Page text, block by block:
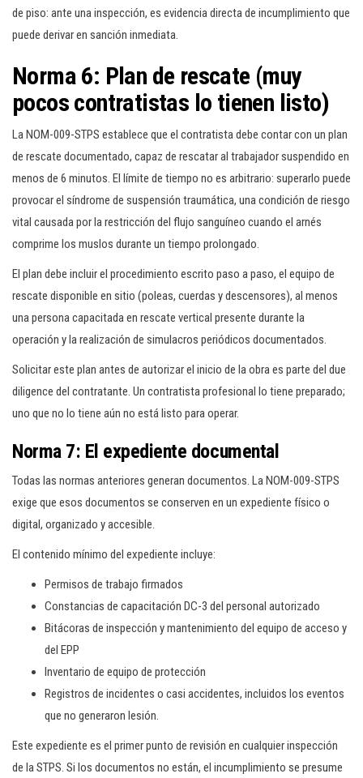
de piso: ante una inspección, es evidencia directa de incumplimiento que
puede derivar en sanción inmediata.
Norma 6: Plan de rescate (muy
pocos contratistas lo tienen listo)
La NOM-009-STPS establece que el contratista debe contar con un plan
de rescate documentado, capaz de rescatar al trabajador suspendido en
menos de 6 minutos. El límite de tiempo no es arbitrario: superarlo puede
provocar el síndrome de suspensión traumática, una condición de riesgo
vital causada por la restricción del flujo sanguíneo cuando el arnés
comprime los muslos durante un tiempo prolongado.
El plan debe incluir el procedimiento escrito paso a paso, el equipo de
rescate disponible en sitio (poleas, cuerdas y descensores), al menos
una persona capacitada en rescate vertical presente durante la
operación y la realización de simulacros periódicos documentados.
Solicitar este plan antes de autorizar el inicio de la obra es parte del due
diligence del contratante. Un contratista profesional lo tiene preparado;
uno que no lo tiene aún no está listo para operar.
Norma 7: El expediente documental
Todas las normas anteriores generan documentos. La NOM-009-STPS
exige que esos documentos se conserven en un expediente físico o
digital, organizado y accesible.
El contenido mínimo del expediente incluye:
Permisos de trabajo firmados
Constancias de capacitación DC-3 del personal autorizado
Bitácoras de inspección y mantenimiento del equipo de acceso y
del EPP
Inventario de equipo de protección
Registros de incidentes o casi accidentes, incluidos los eventos
que no generaron lesión.
Este expediente es el primer punto de revisión en cualquier inspección
de la STPS. Si los documentos no están, el incumplimiento se presume